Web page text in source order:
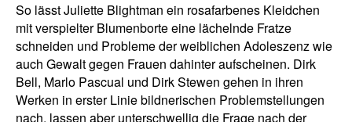
So lässt Juliette Blightman ein rosafarbenes Kleidchen
mit verspielter Blumenborte eine lächelnde Fratze
schneiden und Probleme der weiblichen Adoleszenz wie
auch Gewalt gegen Frauen dahinter aufscheinen. Dirk
Bell, Marlo Pascual und Dirk Stewen gehen in ihren
Werken in erster Linie bildnerischen Problemstellungen
nach, lassen aber unterschwellig die Frage nach der